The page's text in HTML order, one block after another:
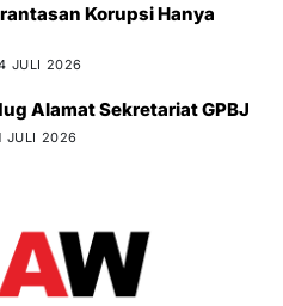
Korupsi Hanya
JULI 2026
Alamat Sekretariat GPBJ
JULI 2026